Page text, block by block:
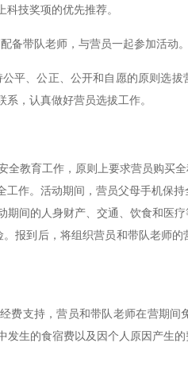
技奖项的优先推荐。
带队老师，与营员一起参加活动
、公正、公开和自愿的原则选拔
，认真做好营员选拔工作。
教育工作，原则上要求营员购买全
工作。活动期间，营员父母手机保
间的人身财产、交通、饮食和医疗
报到后，将组织营员和带队老师
支持，营员和带队老师在营期间
发生的食宿费以及因个人原因产生